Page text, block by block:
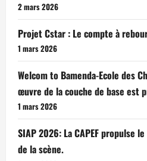
2 mars 2026
Projet Cstar : Le compte à
1 mars 2026
Welcom to Bamenda-Ecole des
œuvre de la couche de base est
1 mars 2026
SIAP 2026: La CAPEF propulse
de la scène.